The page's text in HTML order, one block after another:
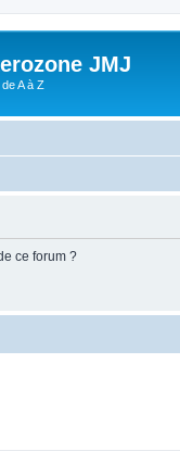
JMJ
A à Z
ce forum ?